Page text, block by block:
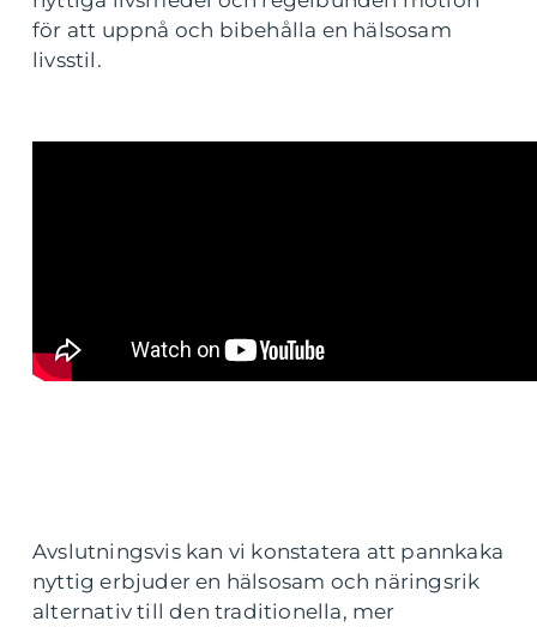
för att uppnå och bibehålla en hälsosam
livsstil.
Avslutningsvis kan vi konstatera att pannkaka
nyttig erbjuder en hälsosam och näringsrik
alternativ till den traditionella, mer